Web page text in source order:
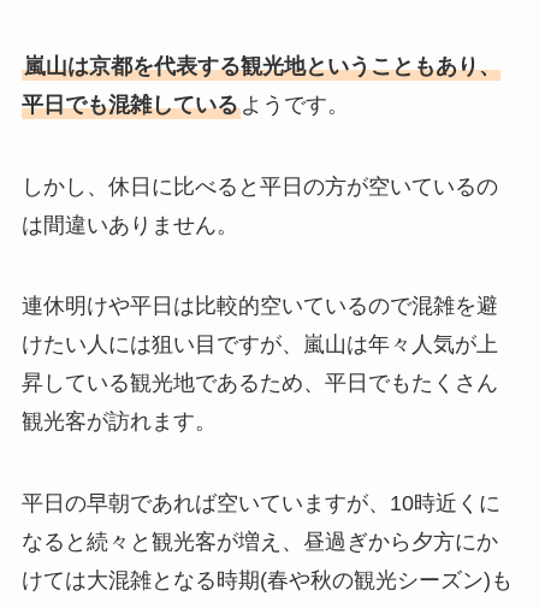
嵐山は京都を代表する観光地ということもあり、
平日でも混雑しているようです。
しかし、休日に比べると平日の方が空いているの
は間違いありません。
連休明けや平日は比較的空いているので混雑を避
けたい人には狙い目ですが、嵐山は年々人気が上
昇している観光地であるため、平日でもたくさん
観光客が訪れます。
平日の早朝であれば空いていますが、10時近くに
なると続々と観光客が増え、昼過ぎから夕方にか
けては大混雑となる時期(春や秋の観光シーズン)も